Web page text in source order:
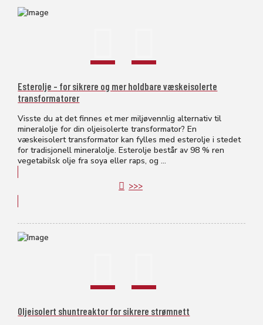
Esterolje – for sikrere og mer holdbare væskeisolerte
transformatorer
Visste du at det finnes et mer miljøvennlig alternativ til
mineralolje for din oljeisolerte transformator? En
væskeisolert transformator kan fylles med esterolje i stedet
for tradisjonell mineralolje. Esterolje består av 98 % ren
vegetabilsk olje fra soya eller raps, og ...
>>>
Oljeisolert shuntreaktor for sikrere strømnett